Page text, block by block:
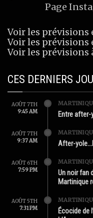
Page
Voir les prévisions
Voir les
Voir les prévisions
CES DERNIERS
AOÛT 7TH
9:45 AM
Entre
AOÛT 7TH
9:37 AM
After-
AOÛT 6TH
7:59 PM
Un noir fan
Martinique
AOÛT 5TH
7:31 PM
Écocide de